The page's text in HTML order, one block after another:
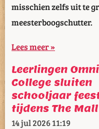
misschien zelfs uit te
meesterboogschutter.
Lees meer »
Leerlingen
College sluiten
schooljaar
tijdens The Mall
14 jul 202611:19